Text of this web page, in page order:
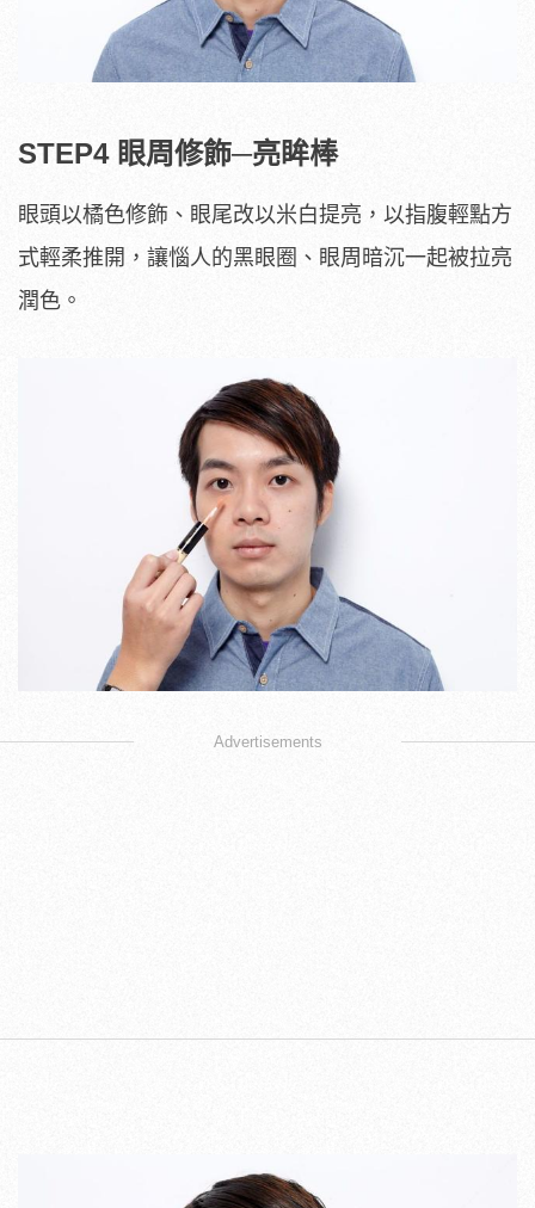
STEP4 眼周修飾─亮眸棒
眼頭以橘色修飾、眼尾改以米白提亮，以指腹輕點方
式輕柔推開，讓惱人的黑眼圈、眼周暗沉一起被拉亮
潤色。
Advertisements